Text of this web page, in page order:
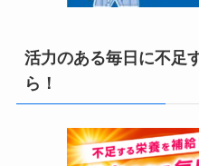
活力のある毎日に不足
ら！